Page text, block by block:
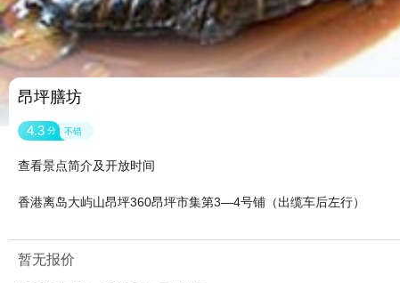
昂坪膳坊
4.3 分 不错
查看景点简介及开放时间
香港离岛大屿山昂坪360昂坪市集第3—4号铺（出缆车后左行）
暂无报价